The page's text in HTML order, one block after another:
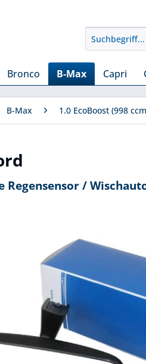
Bronco B-Max Capri
B-Max 1.0 EcoBoost (998
Regensensor /